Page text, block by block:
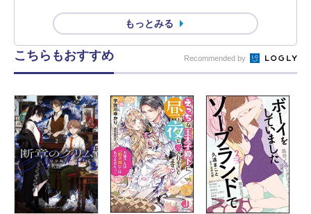
もっとみる
こちらもおすすめ Recommended by